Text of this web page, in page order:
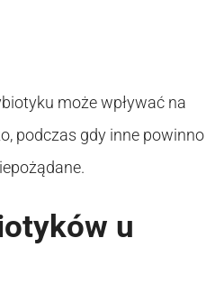
może wpływać na
podczas gdy inne powinno
u